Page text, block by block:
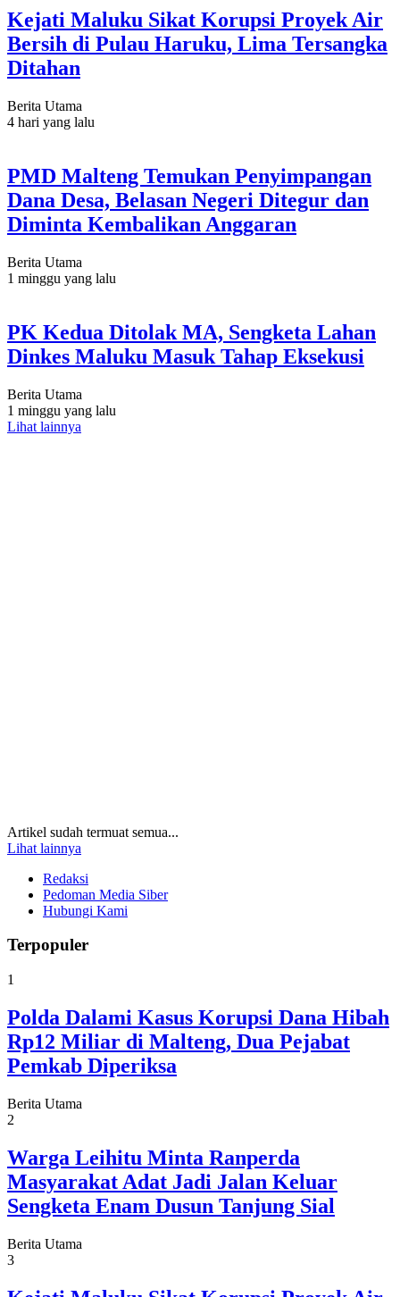
Kejati Maluku Sikat Korupsi Proyek Air
Bersih di Pulau Haruku, Lima Tersangka
Ditahan
Berita Utama
4 hari yang lalu
PMD Malteng Temukan Penyimpangan
Dana Desa, Belasan Negeri Ditegur dan
Diminta Kembalikan Anggaran
Berita Utama
1 minggu yang lalu
PK Kedua Ditolak MA, Sengketa Lahan
Dinkes Maluku Masuk Tahap Eksekusi
Berita Utama
1 minggu yang lalu
Lihat lainnya
Artikel sudah termuat semua...
Lihat lainnya
Redaksi
Pedoman Media Siber
Hubungi Kami
Terpopuler
1
Polda Dalami Kasus Korupsi Dana Hibah
Rp12 Miliar di Malteng, Dua Pejabat
Pemkab Diperiksa
Berita Utama
2
Warga Leihitu Minta Ranperda
Masyarakat Adat Jadi Jalan Keluar
Sengketa Enam Dusun Tanjung Sial
Berita Utama
3